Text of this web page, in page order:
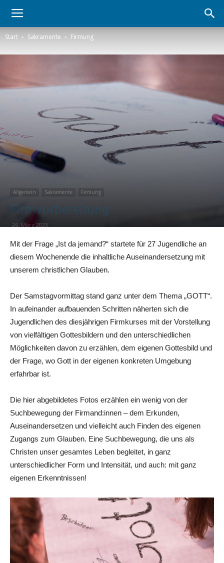
Start Sakramente Firmung
Allgemein Sakramente Firmung
Firmvorbereitung
26. März 2023
Mit der Frage „Ist da jemand?“ startete für 27 Jugendliche an
diesem Wochenende die inhaltliche Auseinandersetzung mit
unserem christlichen Glauben.
Der Samstagvormittag stand ganz unter dem Thema „GOTT“.
In aufeinander aufbauenden Schritten näherten sich die
Jugendlichen des diesjährigen Firmkurses mit der Vorstellung
von vielfältigen Gottesbildern und den unterschiedlichen
Möglichkeiten davon zu erzählen, dem eigenen Gottesbild und
der Frage, wo Gott in der eigenen konkreten Umgebung
erfahrbar ist.
Die hier abgebildetes Fotos erzählen ein wenig von der
Suchbewegung der Firmand:innen – dem Erkunden,
Auseinandersetzen und vielleicht auch Finden des eigenen
Zugangs zum Glauben. Eine Suchbewegung, die uns als
Christen unser gesamtes Leben begleitet, in ganz
unterschiedlicher Form und Intensität, und auch: mit ganz
eigenen Erkenntnissen!